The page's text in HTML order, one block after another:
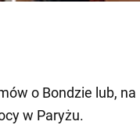
o Bondzie lub, na
w Paryżu.